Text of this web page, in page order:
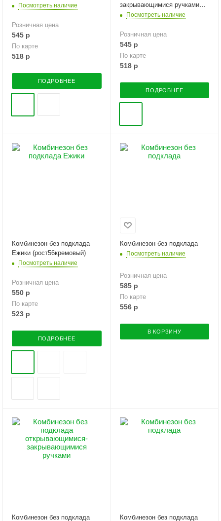
Посмотреть наличие
Розничная цена
545 р
По карте
518 р
ПОДРОБНЕЕ
закрывающимися ручками
кулирка (рост56)
Посмотреть наличие
Розничная цена
545р
По карте
518р
ПОДРОБНЕЕ
Комбинезон без подклада
Ежики (рост56кремовый)
Посмотреть наличие
Розничная цена
550 р
По карте
523 р
ПОДРОБНЕЕ
Комбинезон без подклада
Посмотреть наличие
Розничная цена
585р
По карте
556р
В КОРЗИНУ
Комбинезон без подклада Комбинезон без подклада